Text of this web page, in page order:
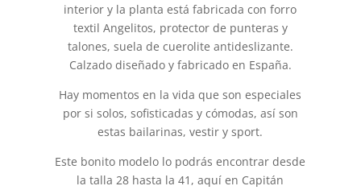
interior y la planta está fabricada con forro
textil Angelitos, protector de punteras y
talones, suela de cuerolite antideslizante.
Calzado diseñado y fabricado en España.
Hay momentos en la vida que son especiales
por si solos, sofisticadas y cómodas, así son
estas bailarinas, vestir y sport.
Este bonito modelo lo podrás encontrar desde
la talla 28 hasta la 41, aquí en Capitán